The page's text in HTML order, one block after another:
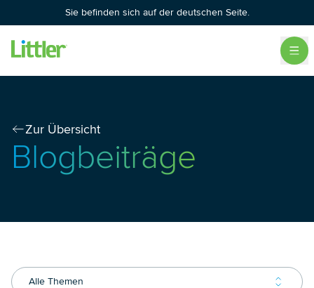
Sie befinden sich auf der deutschen Seite.
Zur Übersicht
Blogbeiträge
Alle Themen